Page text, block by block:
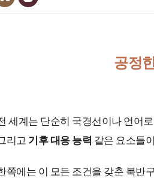
공정
세계는 단순히 국경선이나 언어
리고 기후 대응 능력 같은 요소들이
쪽에는 이 모든 조건을 갖춘 북반